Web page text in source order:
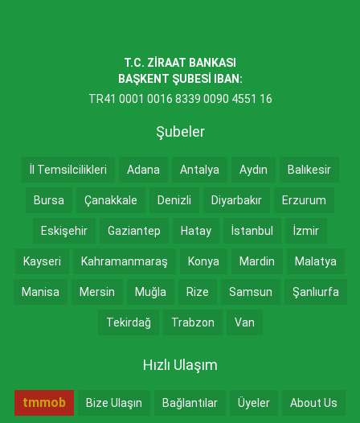
T.C. ZİRAAT BANKASI
BAŞKENT ŞUBESİ IBAN:
TR41 0001 0016 8339 0090 4551 16
Şubeler
İl Temsilcilikleri Adana Antalya Aydın Balıkesir
Bursa Çanakkale Denizli Diyarbakır Erzurum
Eskişehir Gaziantep Hatay İstanbul İzmir
Kayseri Kahramanmaraş Konya Mardin Malatya
Manisa Mersin Muğla Rize Samsun Şanlıurfa
Tekirdağ Trabzon Van
Hızlı Ulaşım
tmmob Bize Ulaşın Bağlantılar Üyeler About Us